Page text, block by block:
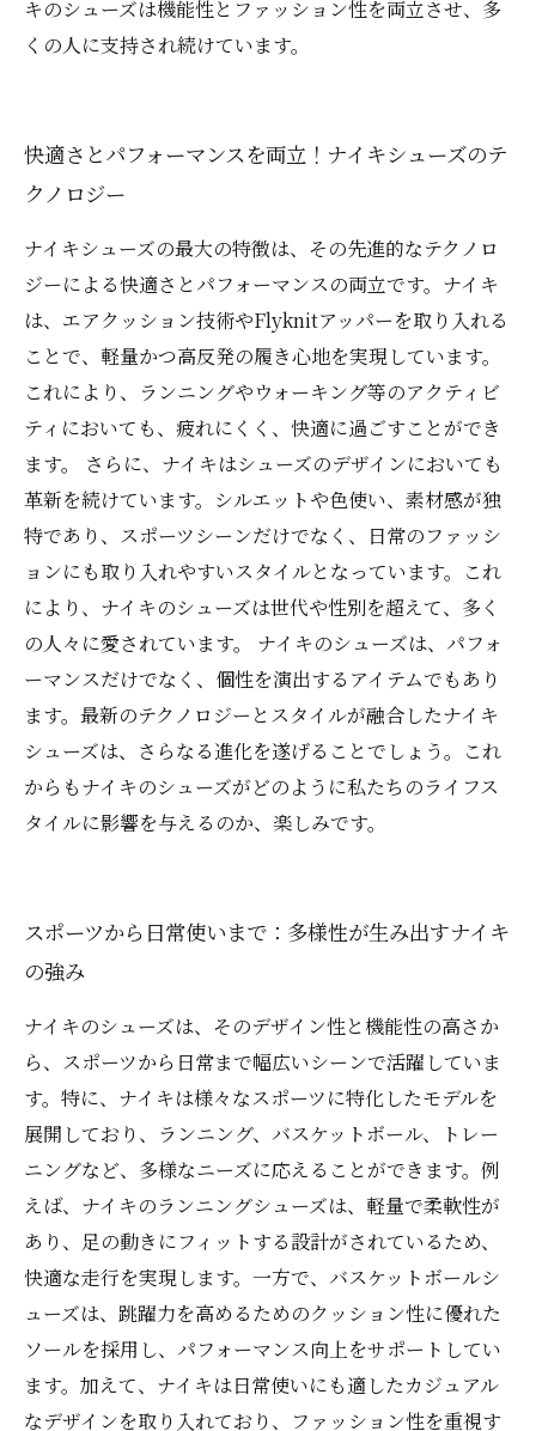
キのシューズは機能性とファッション性を両立させ、多
くの人に支持され続けています。
快適さとパフォーマンスを両立！ナイキシューズのテ
クノロジー
ナイキシューズの最大の特徴は、その先進的なテクノロ
ジーによる快適さとパフォーマンスの両立です。ナイキ
は、エアクッション技術やFlyknitアッパーを取り入れる
ことで、軽量かつ高反発の履き心地を実現しています。
これにより、ランニングやウォーキング等のアクティビ
ティにおいても、疲れにくく、快適に過ごすことができ
ます。 さらに、ナイキはシューズのデザインにおいても
革新を続けています。シルエットや色使い、素材感が独
特であり、スポーツシーンだけでなく、日常のファッシ
ョンにも取り入れやすいスタイルとなっています。これ
により、ナイキのシューズは世代や性別を超えて、多く
の人々に愛されています。 ナイキのシューズは、パフォ
ーマンスだけでなく、個性を演出するアイテムでもあり
ます。最新のテクノロジーとスタイルが融合したナイキ
シューズは、さらなる進化を遂げることでしょう。これ
からもナイキのシューズがどのように私たちのライフス
タイルに影響を与えるのか、楽しみです。
スポーツから日常使いまで：多様性が生み出すナイキ
の強み
ナイキのシューズは、そのデザイン性と機能性の高さか
ら、スポーツから日常まで幅広いシーンで活躍していま
す。特に、ナイキは様々なスポーツに特化したモデルを
展開しており、ランニング、バスケットボール、トレー
ニングなど、多様なニーズに応えることができます。例
えば、ナイキのランニングシューズは、軽量で柔軟性が
あり、足の動きにフィットする設計がされているため、
快適な走行を実現します。一方で、バスケットボールシ
ューズは、跳躍力を高めるためのクッション性に優れた
ソールを採用し、パフォーマンス向上をサポートしてい
ます。加えて、ナイキは日常使いにも適したカジュアル
なデザインを取り入れており、ファッション性を重視す